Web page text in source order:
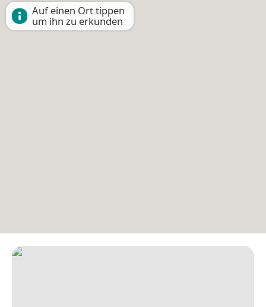
Auf einen Ort tippen
um ihn zu erkunden